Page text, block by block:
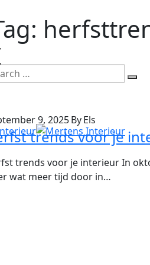
9, 2025ByEls
trends voor je
trends voor je interieur In
wat meer tijd door in…